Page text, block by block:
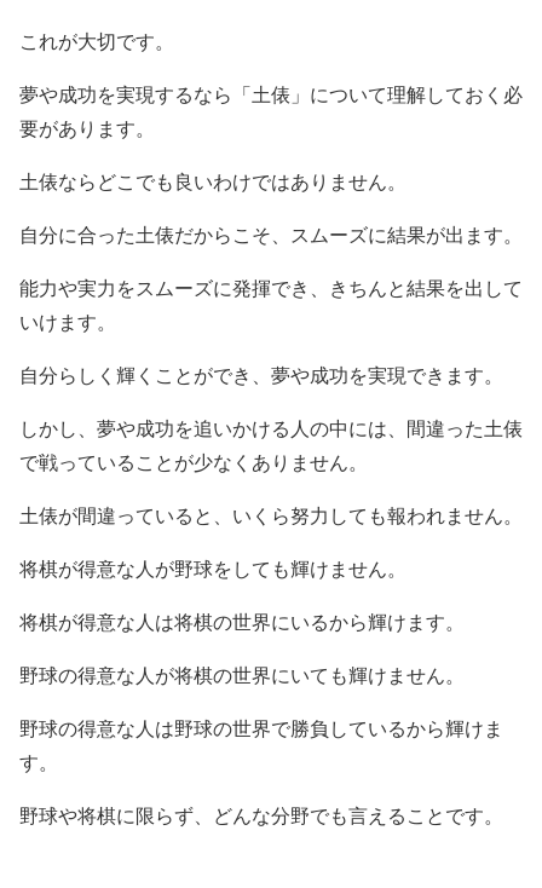
これが大切です。
夢や成功を実現するなら「土俵」について理解しておく必
要があります。
土俵ならどこでも良いわけではありません。
自分に合った土俵だからこそ、スムーズに結果が出ます。
能力や実力をスムーズに発揮でき、きちんと結果を出して
いけます。
自分らしく輝くことができ、夢や成功を実現できます。
しかし、夢や成功を追いかける人の中には、間違った土俵
で戦っていることが少なくありません。
土俵が間違っていると、いくら努力しても報われません。
将棋が得意な人が野球をしても輝けません。
将棋が得意な人は将棋の世界にいるから輝けます。
野球の得意な人が将棋の世界にいても輝けません。
野球の得意な人は野球の世界で勝負しているから輝けま
す。
野球や将棋に限らず、どんな分野でも言えることです。